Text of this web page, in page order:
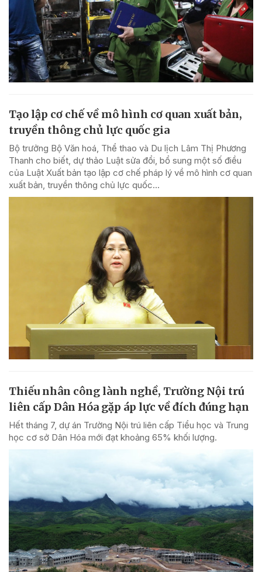
Tạo lập cơ chế về mô hình cơ quan xuất bản,
truyền thông chủ lực quốc gia
Bộ trưởng Bộ Văn hoá, Thể thao và Du lịch Lâm Thị Phương
Thanh cho biết, dự thảo Luật sửa đổi, bổ sung một số điều
của Luật Xuất bản tạo lập cơ chế pháp lý về mô hình cơ quan
xuất bản, truyền thông chủ lực quốc...
Thiếu nhân công lành nghề, Trường Nội trú
liên cấp Dân Hóa gặp áp lực về đích đúng hạn
Hết tháng 7, dự án Trường Nội trú liên cấp Tiểu học và Trung
học cơ sở Dân Hóa mới đạt khoảng 65% khối lượng.